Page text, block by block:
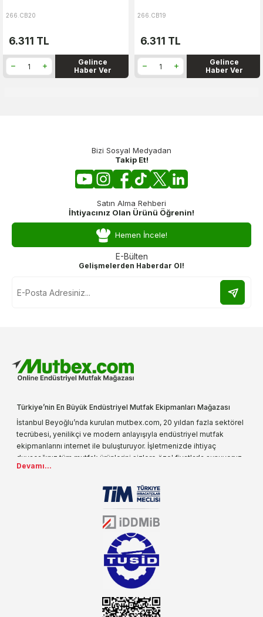
266.CB20
6.311 TL
Gelince
Haber Ver
266.CB19
6.311 TL
Gelince
Haber Ver
Bizi Sosyal Medyadan
Takip Et!
Satın Alma Rehberi
İhtiyacınız Olan Ürünü Öğrenin!
Hemen İncele!
E-Bülten
Gelişmelerden Haberdar Ol!
Türkiye’nin En Büyük Endüstriyel Mutfak Ekipmanları Mağazası
İstanbul Beyoğlu’nda kurulan mutbex.com, 20 yıldan fazla sektörel
tecrübesi, yenilikçi ve modern anlayışıyla endüstriyel mutfak
ekipmanlarını internet ile buluşturuyor. İşletmenizde ihtiyaç
duyacağınız tüm mutfak ürünlerini sizlere özel fiyatlarla sunuyoruz.
Endüstriyel mutfak malzemesi deyince akla gelen ilk adreslerden
sektörün farklı alanlarında da faliyet gösteren mutbex.com,
Öztiryakiler resmi bayisidir. Öztiryakiler ürünleri üzerinde büyük bir
donanıma sahip ekibi ile müşterilerine koşulsuz destek sunan
mutbex.com ile endüstriyel mutfak malzemeleri konusunda
alacağınız hizmet standartların her zaman üstünde olacaktır.
Devamı...